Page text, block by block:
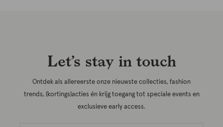
Let’s stay in touch
Ontdek als allereerste onze nieuwste collecties, fashion
trends, (kortings)acties én krijg toegang tot speciale events en
exclusieve early access.